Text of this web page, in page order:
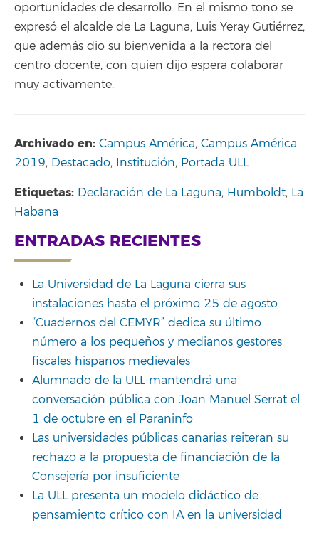
oportunidades de desarrollo. En el mismo tono se
expresó el alcalde de La Laguna, Luis Yeray Gutiérrez,
que además dio su bienvenida a la rectora del
centro docente, con quien dijo espera colaborar
muy activamente.
Archivado en: Campus América, Campus América
2019, Destacado, Institución, Portada ULL
Etiquetas: Declaración de La Laguna, Humboldt, La
Habana
ENTRADAS RECIENTES
La Universidad de La Laguna cierra sus
instalaciones hasta el próximo 25 de agosto
“Cuadernos del CEMYR” dedica su último
número a los pequeños y medianos gestores
fiscales hispanos medievales
Alumnado de la ULL mantendrá una
conversación pública con Joan Manuel Serrat el
1 de octubre en el Paraninfo
Las universidades públicas canarias reiteran su
rechazo a la propuesta de financiación de la
Consejería por insuficiente
La ULL presenta un modelo didáctico de
pensamiento crítico con IA en la universidad